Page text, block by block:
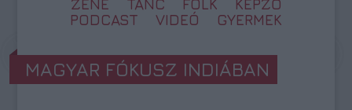
ZENE
TÁNC FOLK
KÉPZŐ
PODCAST
VIDEÓ GYERMEK
MAGYAR FÓKUSZ INDIÁBAN